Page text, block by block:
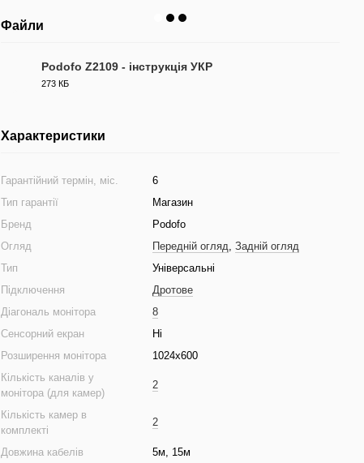
Файли
Podofo Z2109 - інструкція УКР
273 КБ
Характеристики
Гарантійний термін, міс.
6
Тип гарантії
Магазин
Бренд
Podofo
Огляд
Передній огляд, Задній огляд
Тип
Універсальні
Підключення
Дротове
Діагональ монітора
8
Сенсорний екран
Ні
Розширення монітора
1024x600
Кількість каналів у
монітора (для камер)
2
Кількість камер в
комплекті
2
Довжина кабелів
5м, 15м